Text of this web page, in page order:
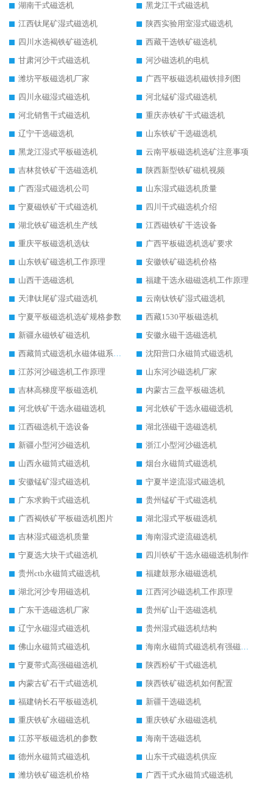
湖南干式磁选机
黑龙江干式磁选机
江西钛尾矿湿式磁选机
陕西实验用室湿式磁选机
四川水选褐铁矿磁选机
西藏干选铁矿磁选机
甘肃河沙干式磁选机
河沙磁选机的电机
潍坊平板磁选机厂家
广西平板磁选机磁铁排列图
四川永磁湿式磁选机
河北锰矿湿式磁选机
河北销售干式磁选机
重庆赤铁矿干式磁选机
辽宁干选磁选机
山东铁矿干选磁选机
黑龙江湿式平板磁选机
云南平板磁选机选矿注意事项
吉林贫铁矿干选磁选机
陕西新型铁矿磁机视频
广西湿式磁选机公司
山东湿式磁选机质量
宁夏磁铁矿干式磁选机
四川干式磁选机介绍
湖北铁矿磁选机生产线
江西磁铁矿干选设备
重庆平板磁选机选钛
广西平板磁选机选矿要求
山东铁矿磁选机工作原理
安徽铁矿磁选机价格
山西干选磁选机
福建干选永磁磁选机工作原理
天津钛尾矿湿式磁选机
云南钛铁矿湿式磁选机
宁夏平板磁选机选矿规格参数
西藏1530平板磁选机
新疆永磁铁矿磁选机
安徽永磁干选磁选机
西藏筒式磁选机永磁体磁系设计
沈阳营口永磁筒式磁选机
江苏河沙磁选机工作原理
山东河沙磁选机厂家
吉林高梯度平板磁选机
内蒙古三盘平板磁选机
河北铁矿干选永磁磁选机
河北铁矿干选永磁磁选机
江西磁选机干选设备
湖北强磁干选磁选机
新疆小型河沙磁选机
浙江小型河沙磁选机
山西永磁筒式磁选机
烟台永磁筒式磁选机
安徽锰矿湿式磁选机
宁夏半逆流湿式磁选机
广东求购干式磁选机
贵州锰矿干式磁选机
广西褐铁矿平板磁选机图片
湖北湿式平板磁选机
吉林湿式磁选机质量
海南湿式逆流磁选机
宁夏选大块干式磁选机
四川铁矿干选永磁磁选机制作
贵州ctb永磁筒式磁选机
福建鼓形永磁磁选机
湖北河沙专用磁选机
江西河沙磁选机工作原理
广东干选磁选机厂家
贵州矿山干选磁选机
辽宁永磁湿式磁选机
贵州湿式磁选机结构
佛山永磁筒式磁选机
海南永磁筒式磁选机有强磁的吗
宁夏带式高强磁磁选机
陕西粉矿干式磁选机
内蒙古矿石干式磁选机
陕西铁矿磁选机如何配置
福建钠长石平板磁选机
新疆干选磁选机
重庆铁矿永磁磁选机
重庆铁矿永磁磁选机
江苏平板磁选机的参数
海南干选磁选机
德州永磁筒式磁选机
山东干式磁选机供应
潍坊铁矿磁选机价格
广西干式永磁筒式磁选机